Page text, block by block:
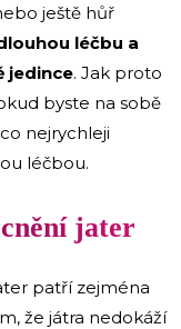
ještě hůř
léčbu a
jedince. Jak proto
byste na sobě
nejrychleji
léčbou.
jater
patří zejména
že játra nedokáží